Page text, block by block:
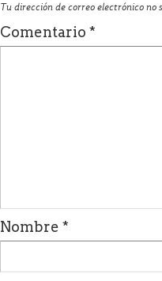
Tu dirección de correo electrónico no
Comentario *
Nombre *